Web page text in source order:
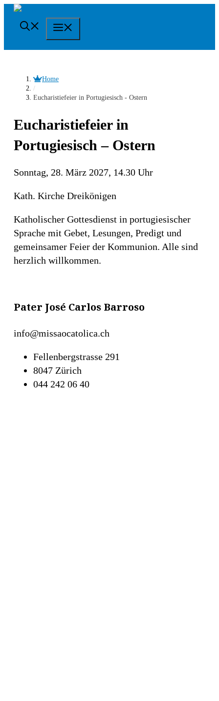
Springe
zum
Home
/
Eucharistiefeier in Portugiesisch - Ostern
Eucharistiefeier in
Portugiesisch – Ostern
Sonntag, 28. März 2027, 14.30 Uhr
Kath. Kirche Dreikönigen
Katholischer Gottesdienst in portugiesischer
Sprache mit Gebet, Lesungen, Predigt und
gemeinsamer Feier der Kommunion. Alle sind
herzlich willkommen.
Pater José Carlos Barroso
info@missaocatolica.ch
Fellenbergstrasse 291
8047 Zürich
044 242 06 40